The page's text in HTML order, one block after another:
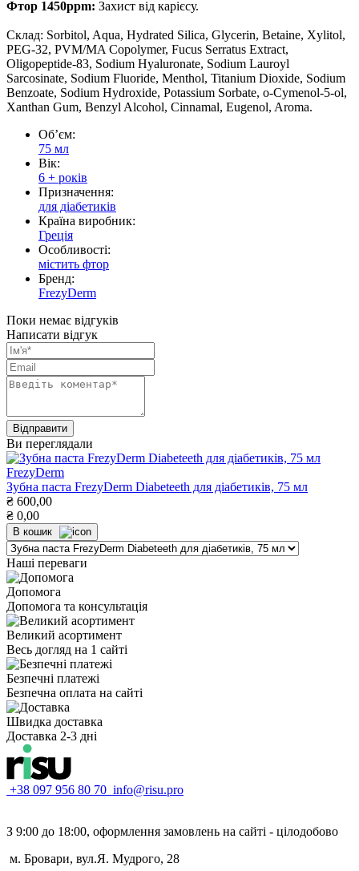
Фтор 1450ppm: Захист від карієсу.
Склад: Sorbitol, Aqua, Hydrated Silica, Glycerin, Betaine, Xylitol,
PEG-32, PVM/MA Copolymer, Fucus Serratus Extract,
Oligopeptide-83, Sodium Hyaluronate, Sodium Lauroyl
Sarcosinate, Sodium Fluoride, Menthol, Titanium Dioxide, Sodium
Benzoate, Sodium Hydroxide, Potassium Sorbate, o-Cymenol-5-ol,
Xanthan Gum, Benzyl Alcohol, Cinnamal, Eugenol, Aroma.
Обʼєм:
75 мл
Вік:
6 + років
Призначення:
для діабетиків
Країна виробник:
Греція
Особливості:
містить фтор
Бренд:
FrezyDerm
Поки немає відгуків
Написати відгук
Ви переглядали
FrezyDerm
Зубна паста FrezyDerm Diabeteeth для діабетиків, 75 мл
₴ 600,00
₴ 0,00
В кошик
Наші переваги
Допомога
Допомога та консультація
Великий асортимент
Весь догляд на 1 сайті
Безпечні платежі
Безпечна оплата на сайті
Швидка доставка
Доставка 2-3 дні
+38 097 956 80 70 info@risu.pro
З 9:00 до 18:00, оформлення замовлень на сайті - цілодобово
м. Бровари, вул.Я. Мудрого, 28